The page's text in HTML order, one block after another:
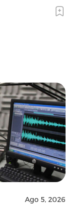
Ago 5, 2026